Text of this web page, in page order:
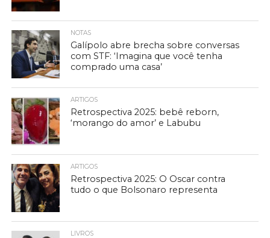
NOTAS
Galípolo abre brecha sobre conversas
com STF: ‘Imagina que você tenha
comprado uma casa’
ARTIGOS
Retrospectiva 2025: bebê reborn,
‘morango do amor’ e Labubu
ARTIGOS
Retrospectiva 2025: O Oscar contra
tudo o que Bolsonaro representa
LIVROS